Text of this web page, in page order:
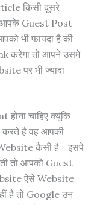
किसी दूसरे
आपके Guest Post
भी फायदा है की
करेगा तो आपने उसमे
पर भी ज्यादा
चाहिए क्यूंकि
है वह आपकी
कैसी है। इसपे
तो आपको Guest
ऐसे Website
है तो Google उन